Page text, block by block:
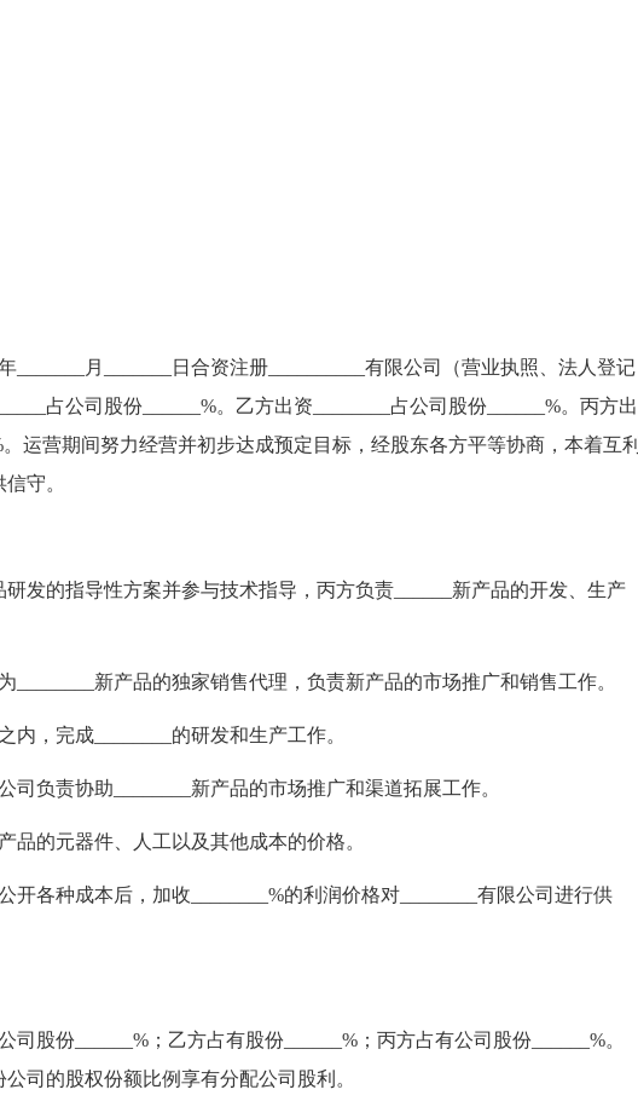
_______月_______日合资注册__________有限公司（营业执照、法人登记
占公司股份______%。乙方出资________占公司股份______%。丙方出
。运营期间努力经营并初步达成预定目标，经股东各方平等协商，本着互利
守。
研发的指导性方案并参与技术指导，丙方负责______新产品的开发、生产
________新产品的独家销售代理，负责新产品的市场推广和销售工作。
内，完成________的研发和生产工作。
司负责协助________新产品的市场推广和渠道拓展工作。
品的元器件、人工以及其他成本的价格。
开各种成本后，加收________%的利润价格对________有限公司进行供
司股份______%；乙方占有股份______%；丙方占有公司股份______%。
司的股权份额比例享有分配公司股利。